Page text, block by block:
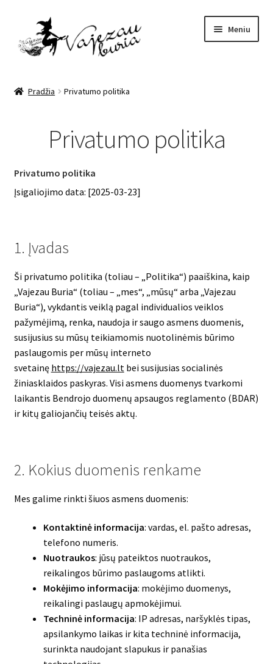
Pereiti
prie
meniu
Pereiti
prie
turinio
Meniu
Mano įrašai
Apie mane
Pradžia Privatumo politika
Privatumo politika
Privatumo politika
Įsigaliojimo data: [2025-03-23]
1. Įvadas
Ši privatumo politika (toliau – „Politika“) paaiškina, kaip
„Vajezau Buria“ (toliau – „mes“, „mūsų“ arba „Vajezau
Buria“), vykdantis veiklą pagal individualios veiklos
pažymėjimą, renka, naudoja ir saugo asmens duomenis,
susijusius su mūsų teikiamomis nuotolinėmis būrimo
paslaugomis per mūsų interneto
svetainę https://vajezau.ltbei susijusias socialinės
žiniasklaidos paskyras. Visi asmens duomenys tvarkomi
laikantis Bendrojo duomenų apsaugos reglamento (BDAR)
ir kitų galiojančių teisės aktų.
2. Kokius duomenis renkame
Mes galime rinkti šiuos asmens duomenis:
Kontaktinė informacija: vardas, el. pašto adresas,
telefono numeris.
Nuotraukos: jūsų pateiktos nuotraukos,
reikalingos būrimo paslaugoms atlikti.
Mokėjimo informacija: mokėjimo duomenys,
reikalingi paslaugų apmokėjimui.
Techninė informacija: IP adresas, naršyklės tipas,
apsilankymo laikas ir kita techninė informacija,
surinkta naudojant slapukus ir panašias